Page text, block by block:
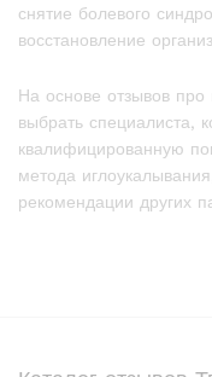
снятие болевого
восстановление
На основе отзывов про
выбрать специалиста,
квалифицированную
метода
рекомендации других